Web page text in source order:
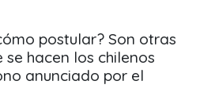
postular? Son otras
hacen los chilenos
anunciado por el